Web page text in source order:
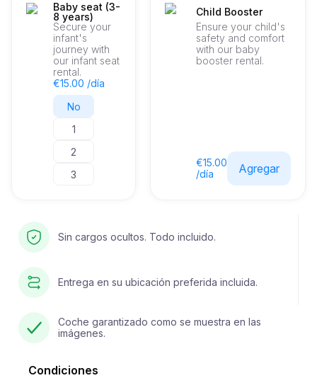
Baby seat (3-
8 years)
Secure your
infant's
journey with
our infant seat
rental.
€15.00 /día
No
1
2
3
Child Booster
Ensure your child's
safety and comfort
with our baby
booster rental.
€15.00
/día
Agregar
Sin cargos ocultos. Todo incluido.
Entrega en su ubicación preferida incluida.
Coche garantizado como se muestra en las
imágenes.
Condiciones